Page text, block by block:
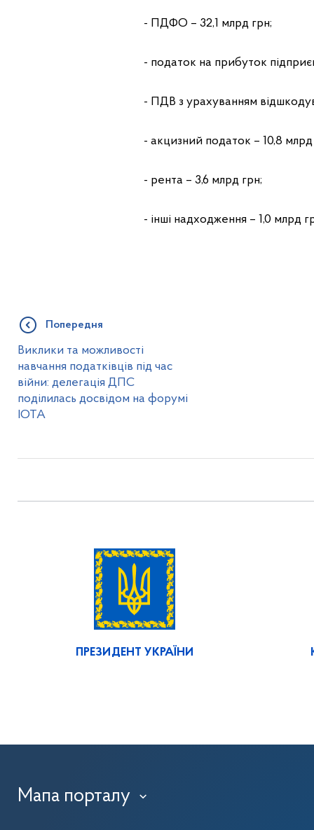
- ПДФО – 32,1 млрд грн;
- податок на прибуток
- ПДВ з урахуванням
- акцизний податок – 10,8 млрд
- рента – 3,6 млрд грн;
- інші надходження – 1,0 млрд
Попередня
Виклики та можливості
навчання податківців під час
війни: делегація ДПС
поділилась досвідом на форумі
ІОТА
ПРЕЗИДЕНТ УКРАЇНИ
Мапа порталу ›